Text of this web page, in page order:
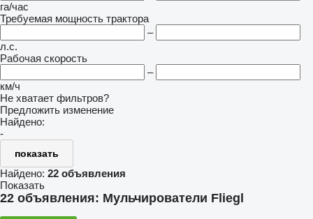
га/час
Требуемая мощность трактора
–
л.с.
Рабочая скорость
–
км/ч
Не хватает фильтров?
Предложить изменение
Найдено:
-
показать
Найдено: 22 объявления
Показать
22 объявления: Мульчирователи Fliegl